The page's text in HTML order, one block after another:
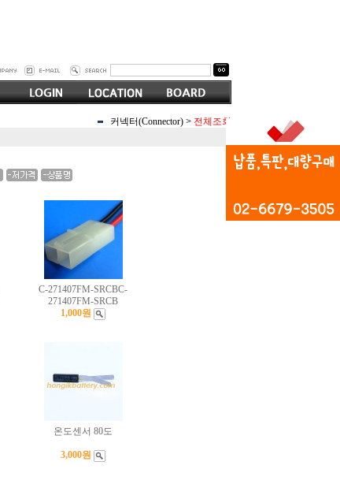
커넥터(Connector)> 전체조회
C-271407FM-SRCBC-
271407FM-SRCB
1,000원
온도센서 80도
3,000원